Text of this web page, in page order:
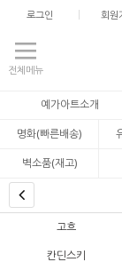
로그인 회원
전체메뉴
예가아트소개
명화(빠른배송)
벽소품(재고)
고흐
칸딘스키